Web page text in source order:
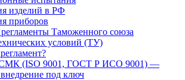
изделий в РФ
приборов
Таможенного союза
условий (ТУ)
СМК (ISO 9001, ГОСТ Р ИСО 9001) —
внедрение под ключ